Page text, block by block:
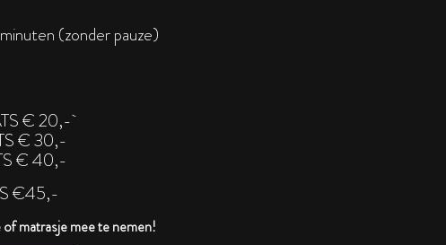
(zonder pauze)
€ 20,-
€ 30,-
€ 40,-
€45,-
matrasje mee te nemen!